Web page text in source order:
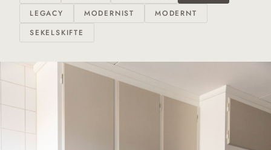
LEGACY
MODERNIST
MODERNT
SEKELSKIFTE